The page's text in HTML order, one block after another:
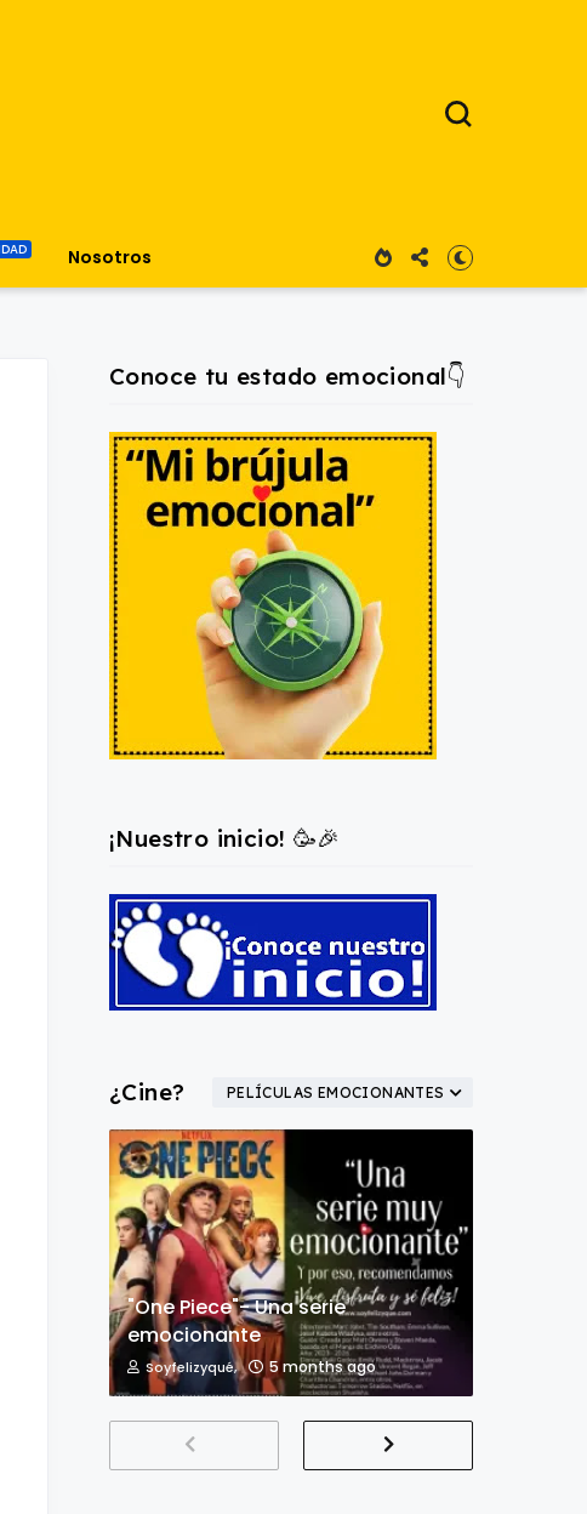
Nosotros
Conoce tu estado emocional👇
¡Nuestro inicio! 🥳🎉
PELÍCULAS EMOCIONANTES
¿Cine?
"One Piece"- Una serie
emocionante
Soyfelizyqué, 5 months ago